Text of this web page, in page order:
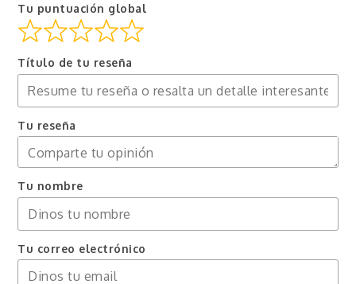
Tu puntuación global
Título de tu reseña
Tu reseña
Tu nombre
Tu correo electrónico